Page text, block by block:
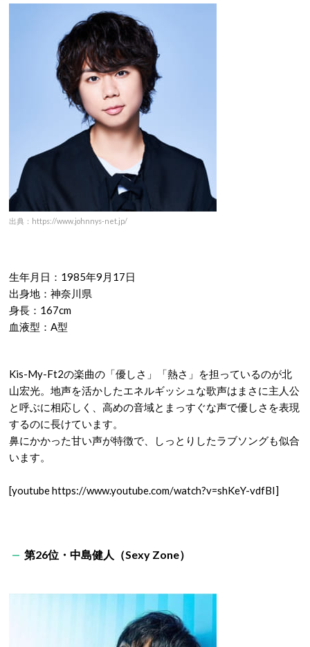
出典：https://www.johnnys-net.jp/
生年月日：1985年9月17日
出身地：神奈川県
身長：167cm
血液型：A型
Kis-My-Ft2の楽曲の「優しさ」「熱さ」を担っているのが北
山宏光。地声を活かしたエネルギッシュな歌声はまさに主人公
と呼ぶに相応しく、高めの音域とまっすぐな声で優しさを表現
するのに長けています。
鼻にかかった甘い声が特徴で、しっとりしたラブソングも似合
います。
[youtube https://www.youtube.com/watch?v=shKeY-vdfBI]
第26位・中島健人（Sexy Zone）